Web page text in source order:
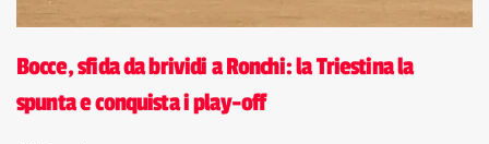
Bocce, sfida da brividi a Ronchi: la Triestina la
spunta e conquista i play-off